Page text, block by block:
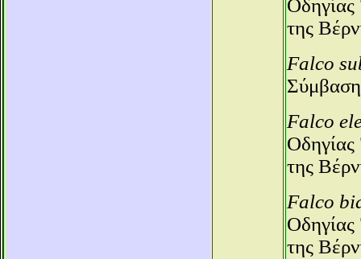
της
Falco
Falco
της
Falco
της